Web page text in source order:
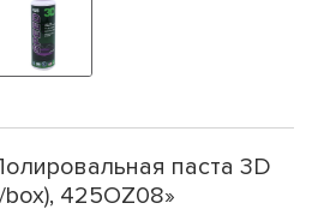
паста 3D
425OZ08»